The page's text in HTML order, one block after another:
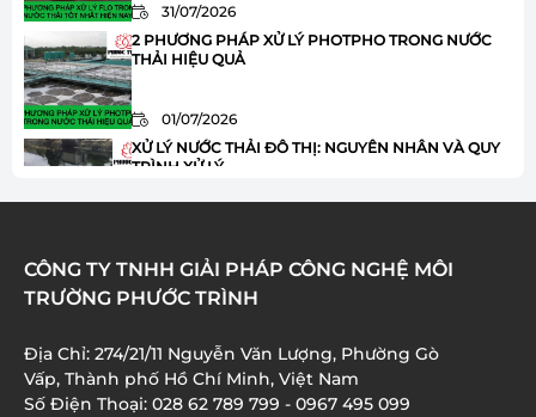
31/07/2026
2 PHƯƠNG PHÁP XỬ LÝ PHOTPHO TRONG NƯỚC
THẢI HIỆU QUẢ
01/07/2026
XỬ LÝ NƯỚC THẢI ĐÔ THỊ: NGUYÊN NHÂN VÀ QUY
TRÌNH XỬ LÝ
HÓA CHẤT JAVEN TRONG XỬ LÝ NƯỚC THẢI: ƯU
ĐIỂM VÀ ỨNG DỤNG
XỬ LÝ AMONI TRONG NƯỚC THẢI: 8 BƯỚC QUAN
TRỌNG BẠN CẦN BIẾT
01/07/2026
CÔNG TY TNHH GIẢI PHÁP CÔNG NGHỆ MÔI
TRƯỜNG PHƯỚC TRÌNH
Địa Chỉ: 274/21/11 Nguyễn Văn Lượng, Phường Gò
Vấp, Thành phố Hồ Chí Minh, Việt Nam
Số Điện Thoại: 028 62 789 799 - 0967 495 099